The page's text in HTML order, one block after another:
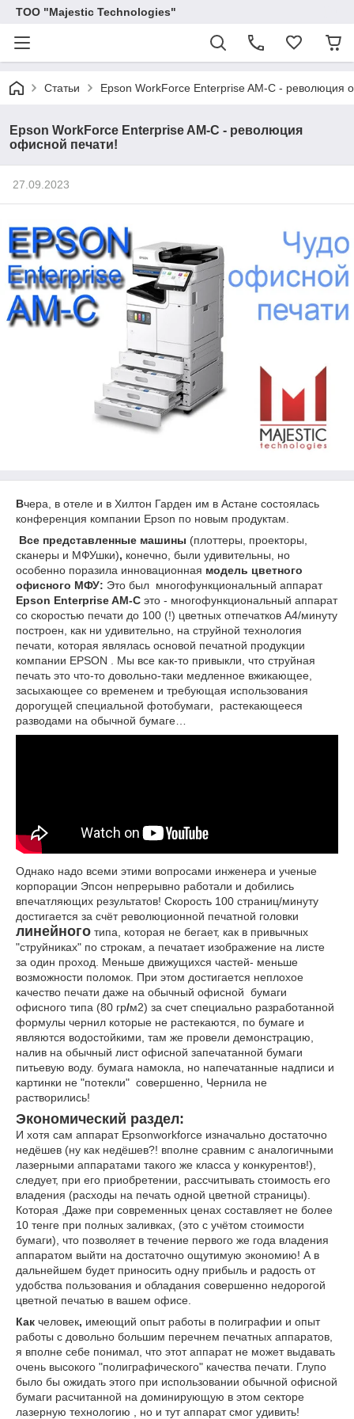
ТОО "Majestic Technologies"
Статьи Epson WorkForce Enterprise​ AM-C - революция
Epson WorkForce Enterprise​ AM-C - революция
офисной печати!
27.09.2023
Вчера, в отеле и в Хилтон Гарден им в Астане состоялась
конференция компании Epson по новым продуктам.
Все представленные машины (плоттеры, проекторы,
сканеры и МФУшки), конечно, были удивительны, но
особенно поразила инновационная модель цветного
офисного МФУ: Это был многофункциональный аппарат
Epson Enterprise AM-C это - многофункциональный аппарат
со скоростью печати до 100 (!) цветных отпечатков А4/минуту
построен, как ни удивительно, на струйной технология
печати, которая являлась основой печатной продукции
компании EPSON . Мы все как-то привыкли, что струйная
печать это что-то довольно-таки медленное вжикающее,
засыхающее со временем и требующая использования
дорогущей специальной фотобумаги, растекающееся
разводами на обычной бумаге…
Однако надо всеми этими вопросами инженера и ученые
корпорации Эпсон непрерывно работали и добились
впечатляющих результатов! Скорость 100 страниц/минуту
достигается за счёт революционной печатной головки
линейного типа, которая не бегает, как в привычных
"струйниках" по строкам, а печатает изображение на листе
за один проход. Меньше движущихся частей- меньше
возможности поломок. При этом достигается неплохое
качество печати даже на обычный офисной бумаги
офисного типа (80 гр/м2) за счет специально разработанной
формулы чернил которые не растекаются, по бумаге и
являются водостойкими, там же провели демонстрацию,
налив на обычный лист офисной запечатанной бумаги
питьевую воду. бумага намокла, но напечатанные надписи и
картинки не "потекли" совершенно, Чернила не
растворились!
Экономический раздел:
И хотя сам аппарат Epsonworkforce изначально достаточно
недёшев (ну как недёшев?! вполне сравним с аналогичными
лазерными аппаратами такого же класса у конкурентов!),
следует, при его приобретении, рассчитывать стоимость его
владения (расходы на печать одной цветной страницы).
Которая ,Даже при современных ценах составляет не более
10 тенге при полных заливках, (это с учётом стоимости
бумаги), что позволяет в течение первого же года владения
аппаратом выйти на достаточно ощутимую экономию! А в
дальнейшем будет приносить одну прибыль и радость от
удобства пользования и обладания совершенно недорогой
цветной печатью в вашем офисе.
Как человек, имеющий опыт работы в полиграфии и опыт
работы с довольно большим перечнем печатных аппаратов,
я вполне себе понимал, что этот аппарат не может выдавать
очень высокого "полиграфического" качества печати. Глупо
было бы ожидать этого при использовании обычной офисной
бумаги расчитанной на доминирующую в этом секторе
лазерную технологию , но и тут аппарат смог удивить!